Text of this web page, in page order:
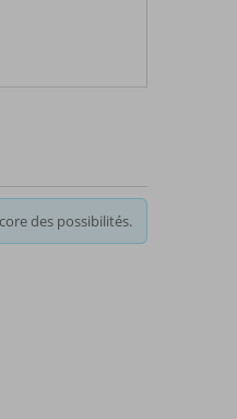
des possibilités.